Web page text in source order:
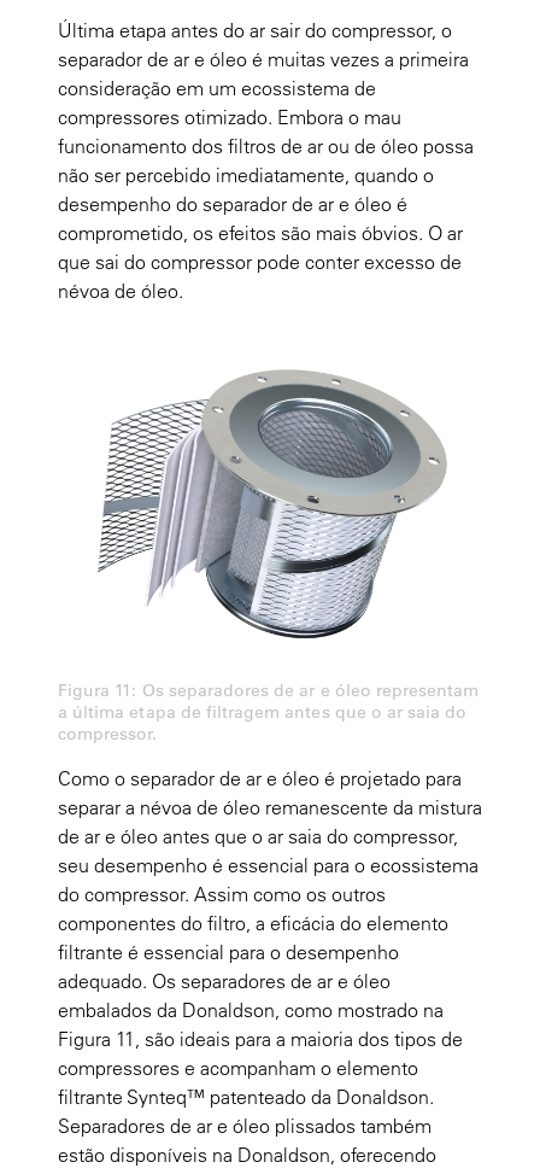
Última etapa antes do ar sair do compressor, o
separador de ar e óleo é muitas vezes a primeira
consideração em um ecossistema de
compressores otimizado. Embora o mau
funcionamento dos filtros de ar ou de óleo possa
não ser percebido imediatamente, quando o
desempenho do separador de ar e óleo é
comprometido, os efeitos são mais óbvios. O ar
que sai do compressor pode conter excesso de
névoa de óleo.
Figura 11: Os separadores de ar e óleo representam
a última etapa de filtragem antes que o ar saia do
compressor.
Como o separador de ar e óleo é projetado para
separar a névoa de óleo remanescente da mistura
de ar e óleo antes que o ar saia do compressor,
seu desempenho é essencial para o ecossistema
do compressor. Assim como os outros
componentes do filtro, a eficácia do elemento
filtrante é essencial para o desempenho
adequado. Os separadores de ar e óleo
embalados da Donaldson, como mostrado na
Figura 11, são ideais para a maioria dos tipos de
compressores e acompanham o elemento
filtrante Synteq™ patenteado da Donaldson.
Separadores de ar e óleo plissados também
estão disponíveis na Donaldson, oferecendo